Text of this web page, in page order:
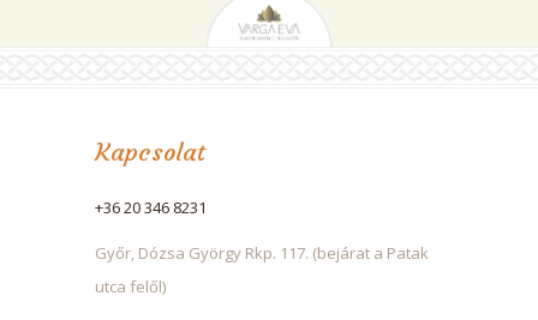
Kapcsolat
+36 20 346 8231
Győr, Dózsa György Rkp. 117. (bejárat a Patak
utca felől)